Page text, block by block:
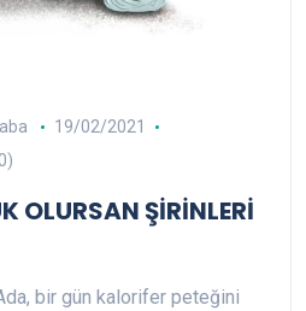
19/02/2021
OLURSAN ŞİRİNLERİ
Ada, bir gün kalorifer peteğini